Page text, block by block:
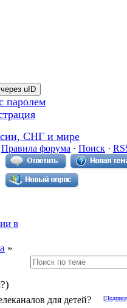
uID
паролем
СНГ и мире
Правила форума · Поиск ·
в
»
[
для детей?